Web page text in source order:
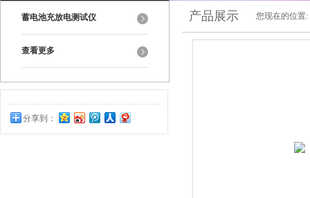
蓄电池充放电测试仪
查看更多
分享到：
产品展示 您现在的位置: